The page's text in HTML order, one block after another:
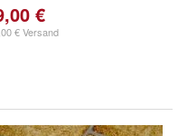
€
€ Versand